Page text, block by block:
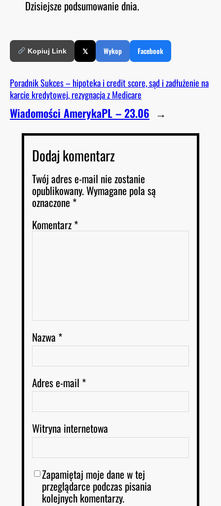
O
RSS FEED
Dzisiejsze podsumowanie dnia.
Kopiuj Link 𝕏 Wykop Facebook
Poradnik Sukces – hipoteka i credit score, sąd i zadłużenie na
karcie kredytowej, rezygnacja z Medicare
Wiadomości AmerykaPL – 23.06 →
Dodaj komentarz
Twój adres e-mail nie zostanie
opublikowany.Wymagane pola są
oznaczone *
Komentarz*
Nazwa *
Adres e-mail *
Witryna internetowa
Zapamiętaj moje dane w tej
przeglądarce podczas pisania
kolejnych komentarzy.